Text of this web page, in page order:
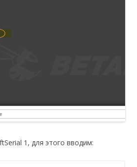
1, для этого вводим: